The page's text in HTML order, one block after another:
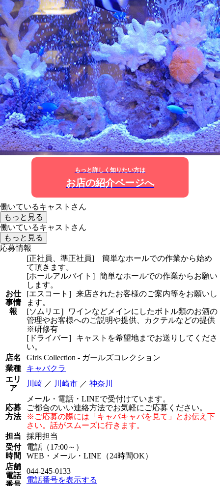
もっと詳しく知りたい方は
お店の紹介ページへ
働いているキャストさん
もっと見る
働いているキャストさん
もっと見る
応募情報
お仕
事情
報
[正社員、準正社員] 簡単なホールでの作業から始め
て頂きます。
[ホールアルバイト］簡単なホールでの作業からお願い
します。
[エスコート］来店されたお客様のご案内等をお願いし
ます。
[ソムリエ］ワインなどメインにしたボトル類のお酒の
管理やお客様へのご説明や提供、カクテルなどの提供
※研修有
[ドライバー］キャストを希望地までお送りしてくださ
い。
店名
Girls Collection - ガールズコレクション
業種
キャバクラ
エリ
ア
川崎 ／ 川崎市 ／ 神奈川
応募
方法
メール・電話・LINEで受付けています。
ご都合のいい連絡方法でお気軽にご応募ください。
※ご応募の際には「キャバキャバを見て」とお伝え下
さい。話がスムーズに行きます。
担当
採用担当
受付
時間
電話（17:00～）
WEB・メール・LINE（24時間OK）
店舗
電話
044-245-0133
電話番号を表示する